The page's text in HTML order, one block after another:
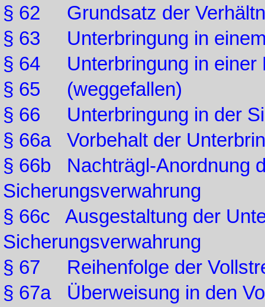
§ 62 Grundsatz der
§ 63 Unterbringung in
§ 64 Unterbringung in einer
§ 65 (weggefallen)
§ 66 Unterbringung in der
§ 66a Vorbehalt der
§ 66b Nachträgl-Anordnung
Sicherungsverwahrung
§ 66c Ausgestaltung der
Sicherungsverwahrung
§ 67 Reihenfolge der
§ 67a Überweisung in den